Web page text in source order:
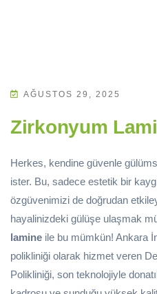
AĞUSTOS 29, 2025
Zirkonyum
Herkes, kendine güvenle
ister. Bu, sadece estetik bir
özgüvenimizi de doğrudan
hayalinizdeki gülüşe ulaşmak
lamine ile bu mümkün! Ankara
polikliniği olarak hizmet veren
Polikliniği, son teknolojiyle